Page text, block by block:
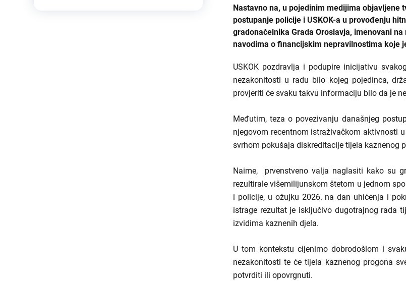
Nastavno na, u pojedinim medijima
postupanje policije i USKOK-a u provođenju
gradonačelnika Grada Oroslavja, imenovani
navodima o financijskim nepravilnostima koje
USKOK pozdravlja i podupire inicijativu
nezakonitosti u radu bilo kojeg pojedinca,
provjeriti će svaku takvu informaciju bilo da je
Međutim, teza o povezivanju današnjeg
njegovom recentnom istraživačkom aktivnosti
svrhom pokušaja diskreditacije tijela kaznenog
Naime, prvenstveno valja naglasiti kako su
rezultirale višemilijunskom štetom u jednom
i policije, u ožujku 2026. na dan uhićenja i
istrage rezultat je isključivo dugotrajnog rada
izvidima kaznenih djela.
U tom kontekstu cijenimo dobrodošlom i
nezakonitosti te će tijela kaznenog progona
potvrditi ili opovrgnuti.